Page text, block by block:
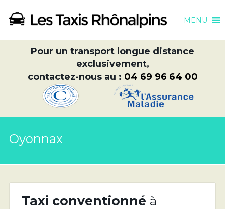
MENU
Pour un transport longue distance
exclusivement,
contactez-nous au : 04 69 96 64 00
Oyonnax
Taxi conventionné à